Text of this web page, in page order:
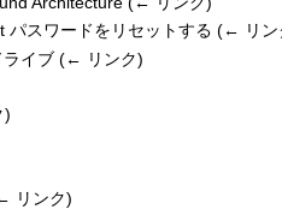
パスワードをリセットする (← リン
ライブ (← リンク)
)
リンク)